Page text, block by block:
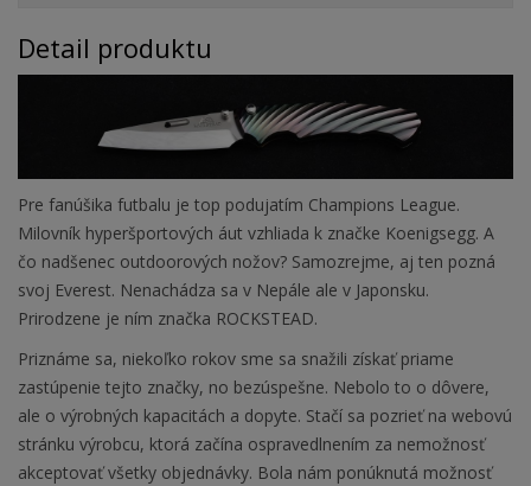
Detail produktu
Pre fanúšika futbalu je top podujatím Champions League.
Milovník hyperšportových áut vzhliada k značke Koenigsegg. A
čo nadšenec outdoorových nožov? Samozrejme, aj ten pozná
svoj Everest. Nenachádza sa v Nepále ale v Japonsku.
Prirodzene je ním značka ROCKSTEAD.
Priznáme sa, niekoľko rokov sme sa snažili získať priame
zastúpenie tejto značky, no bezúspešne. Nebolo to o dôvere,
ale o výrobných kapacitách a dopyte. Stačí sa pozrieť na webovú
stránku výrobcu, ktorá začína ospravedlnením za nemožnosť
akceptovať všetky objednávky. Bola nám ponúknutá možnosť